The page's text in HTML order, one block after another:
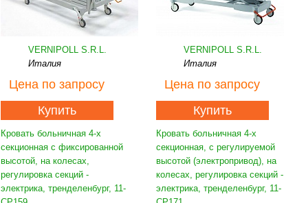
VERNIPOLL S.R.L.
Италия
Цена по запросу
Купить
Кровать больничная 4-х
секционная с фиксированной
высотой, на колесах,
регулировка секций -
электрика, тренделенбург, 11-
VERNIPOLL S.R.L.
Италия
Цена по запросу
Купить
Кровать больничная 4-х
секционная, с регулируемой
высотой (электропривод), на
колесах, регулировка секций -
электрика, тренделенбург, 11-